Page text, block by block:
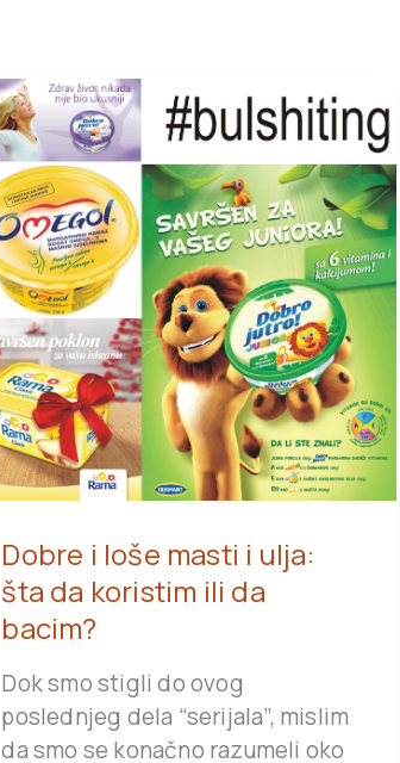
Dobre i loše masti i ulja:
šta da koristim ili da
bacim?
Dok smo stigli do ovog
poslednjeg dela “serijala”, mislim
da smo se konačno razumeli oko